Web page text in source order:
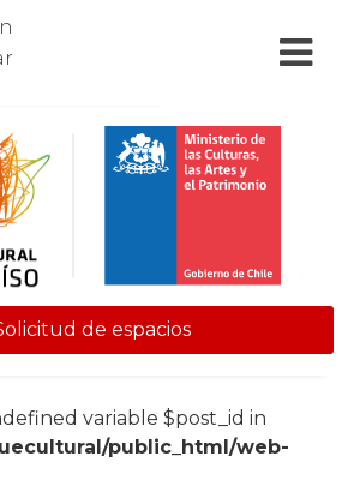
de espacios
variable $post_id in
public_html/web-